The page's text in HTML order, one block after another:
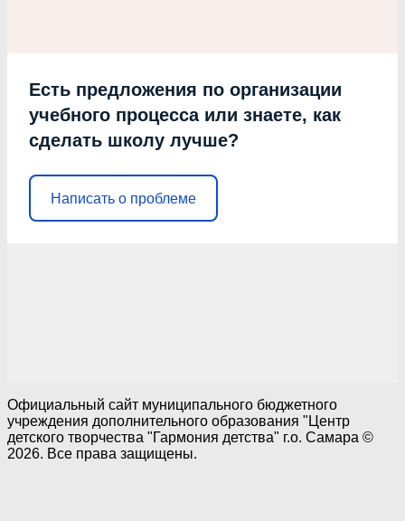
Есть предложения по организации
учебного процесса или знаете, как
сделать школу лучше?
Написать о проблеме
Официальный сайт муниципального бюджетного
учреждения дополнительного образования "Центр
детского творчества "Гармония детства" г.о. Самара ©
2026. Все права защищены.